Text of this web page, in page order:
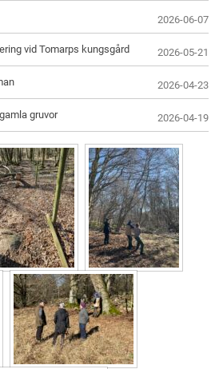
2026-06-07
vid Tomarps kungsgård 2026-05-21
2026-04-23
gruvor 2026-04-19